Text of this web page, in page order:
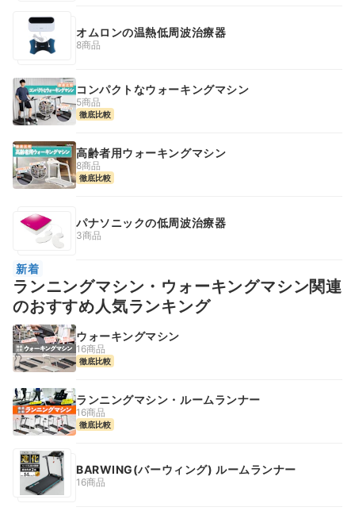
オムロンの温熱低周波治療器
8商品
コンパクトなウォーキングマシン
5商品
徹底比較
高齢者用ウォーキングマシン
8商品
徹底比較
パナソニックの低周波治療器
3商品
新着
ランニングマシン・ウォーキングマシン関連
のおすすめ人気ランキング
ウォーキングマシン
16商品
徹底比較
ランニングマシン・ルームランナー
16商品
徹底比較
BARWING(バーウィング) ルームランナー
16商品